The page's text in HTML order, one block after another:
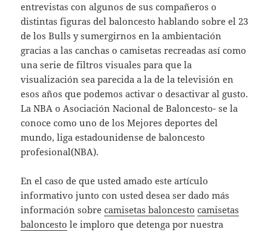
entrevistas con algunos de sus compañeros o
distintas figuras del baloncesto hablando sobre el 23
de los Bulls y sumergirnos en la ambientación
gracias a las canchas o camisetas recreadas así como
una serie de filtros visuales para que la
visualización sea parecida a la de la televisión en
esos años que podemos activar o desactivar al gusto.
La NBA o Asociación Nacional de Baloncesto- se la
conoce como uno de los Mejores deportes del
mundo, liga estadounidense de baloncesto
profesional(NBA).
En el caso de que usted amado este artículo
informativo junto con usted desea ser dado más
información sobrecamisetas baloncesto camisetas
baloncesto le imploro que detenga por nuestra